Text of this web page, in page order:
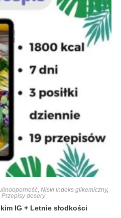
, Niski indeks glikemiczny,
Przepisy desery
IG + Letnie słodkości